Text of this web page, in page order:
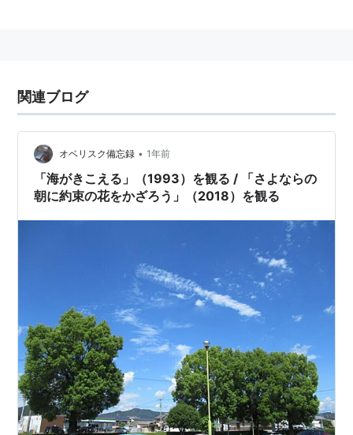
リアルの絆の物語が描かれる。
監督・脚本：岡田麿里
副監督：篠原俊哉
キャラクター原案：吉田明彦
キャラクターデザイン・総作画監督：石井百合子
メインアニメーター：井上俊之
コア・ディレクター：平松禎史
美術監督：東地和生
美術設定・コンセプトデザイン：岡田有章
音楽：川井憲次
音響監督：若林和弘
アニメーション制作：P.A.WORKS
製作：バンダイビジュアル、博報堂DYミュージック
関連ブログ
オベリスク備忘録 • 1年前
「海がきこえる」（1993）を観る / 「さよならの
朝に約束の花をかざろう」（2018）を観る